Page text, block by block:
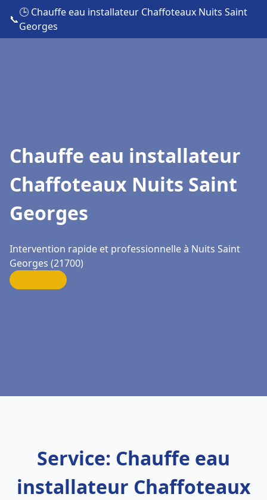
📞
🕒 Chauffe eau installateur Chaffoteaux Nuits Saint
Georges
Chauffe eau installateur
Chaffoteaux Nuits Saint
Georges
Intervention rapide et professionnelle à Nuits Saint
Georges (21700)
Service: Chauffe eau
installateur Chaffoteaux